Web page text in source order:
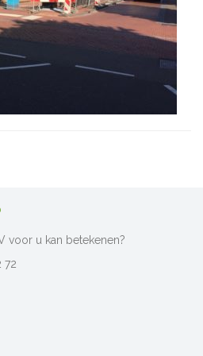
voor u kan betekenen?
72